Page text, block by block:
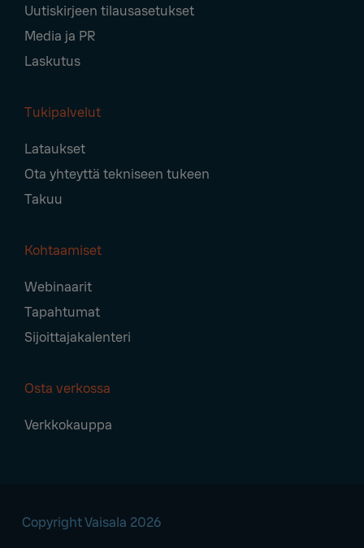
Uutiskirjeen tilausasetukset
Media ja PR
Laskutus
Tukipalvelut
Lataukset
Ota yhteyttä tekniseen tukeen
Takuu
Kohtaamiset
Webinaarit
Tapahtumat
Sijoittajakalenteri
Osta verkossa
Verkkokauppa
Copyright Vaisala 2026